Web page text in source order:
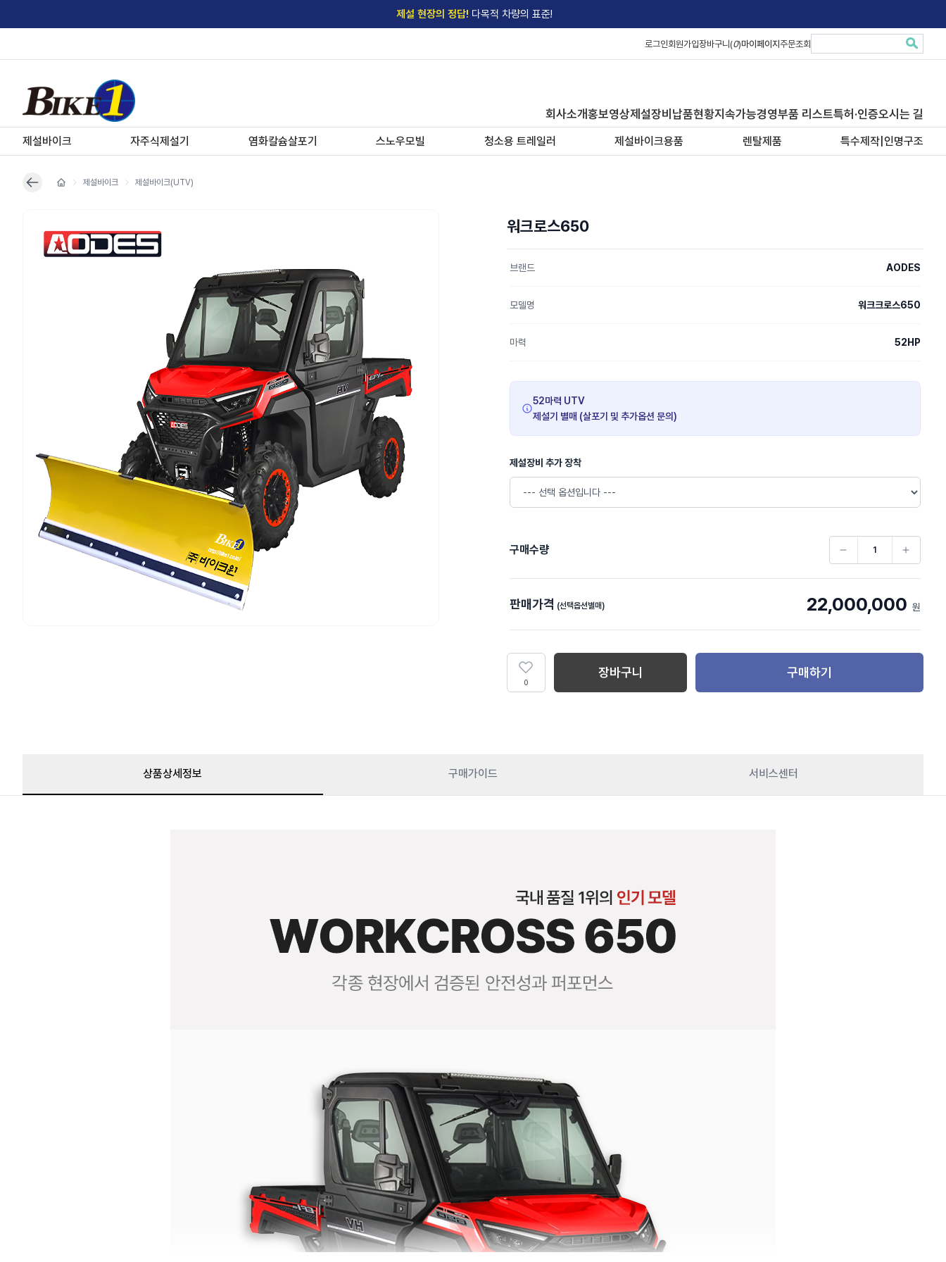
제설 현장의 정답! 다목적 차량의 표준!
로그인회원가입장바구니(0)마이페이지 주문조회
회사소개홍보영상제설장비납품현황지속가능경영부품 리스트특허·인증오시는 길
제설바이크 자주식제설기 염화칼슘살포기 스노우모빌 청소용 트레일러 제설바이크용품 렌탈제품 특수제작|인명구조
제설바이크 제설바이크(UTV)
워크로스650
브랜드 AODES
모델명 워크크로스650
마력 52HP
52마력 UTV
제설기 별매 (살포기 및 추가옵션 문의)
제설장비 추가 장착
구매수량
판매가격 (선택옵션별매) 22,000,000 원
0
장바구니 구매하기
상품상세정보 구매가이드 서비스센터